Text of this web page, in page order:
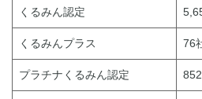
くるみん認定
くるみんプラス 76
プラチナくるみん認定